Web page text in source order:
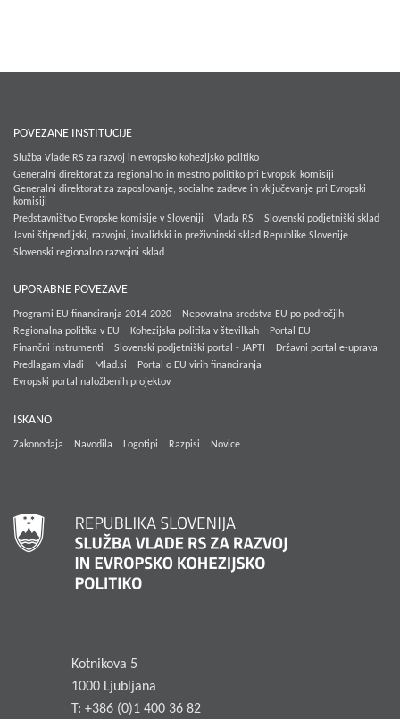
POVEZANE INSTITUCIJE
Služba Vlade RS za razvoj in evropsko kohezijsko politiko
Generalni direktorat za regionalno in mestno politiko pri Evropski komisiji
Generalni direktorat za zaposlovanje, socialne zadeve in vključevanje pri Evropski
komisiji
Predstavništvo Evropske komisije v Sloveniji
Vlada RS
Slovenski podjetniški sklad
Javni štipendijski, razvojni, invalidski in preživninski sklad Republike Slovenije
Slovenski regionalno razvojni sklad
UPORABNE POVEZAVE
Programi EU financiranja 2014-2020
Nepovratna sredstva EU po področjih
Regionalna politika v EU
Kohezijska politika v številkah
Portal EU
Finančni instrumenti
Slovenski podjetniški portal - JAPTI
Državni portal e-uprava
Predlagam.vladi
Mlad.si
Portal o EU virih financiranja
Evropski portal naložbenih projektov
ISKANO
Zakonodaja Navodila Logotipi Razpisi Novice
Kotnikova 5
1000 Ljubljana
T: +386 (0)1 400 36 82